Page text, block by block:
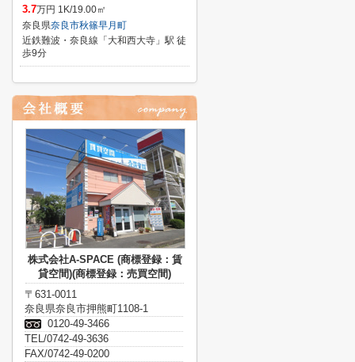
3.7万円 1K/19.00㎡
奈良県奈良市秋篠早月町
近鉄難波・奈良線「大和西大寺」駅 徒
歩9分
株式会社A-SPACE (商標登録：賃
貸空間)(商標登録：売買空間)
〒631-0011
奈良県奈良市押熊町1108-1
0120-49-3466
TEL/0742-49-3636
FAX/0742-49-0200